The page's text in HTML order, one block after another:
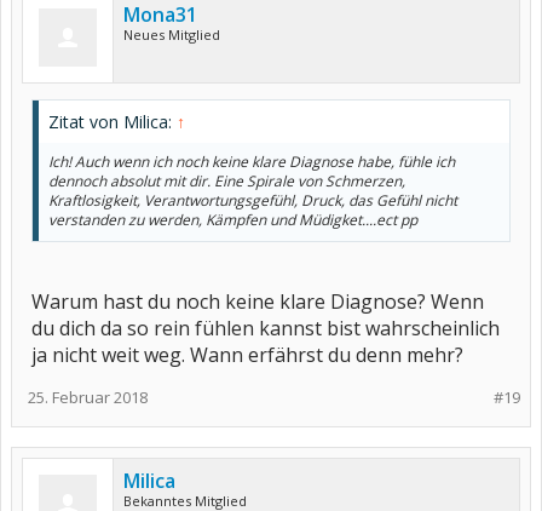
Mona31
Neues Mitglied
Zitat von Milica: ↑
Ich! Auch wenn ich noch keine klare Diagnose habe, fühle ich
dennoch absolut mit dir. Eine Spirale von Schmerzen,
Kraftlosigkeit, Verantwortungsgefühl, Druck, das Gefühl nicht
verstanden zu werden, Kämpfen und Müdigket....ect pp
Warum hast du noch keine klare Diagnose? Wenn
du dich da so rein fühlen kannst bist wahrscheinlich
ja nicht weit weg. Wann erfährst du denn mehr?
#19
25. Februar 2018
Milica
Bekanntes Mitglied